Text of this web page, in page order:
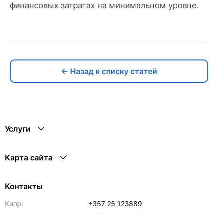
финансовых затратах на минимальном уровне.
← Назад к списку статей
Услуги
Карта сайта
Контакты
Кипр:
+357 25 123889